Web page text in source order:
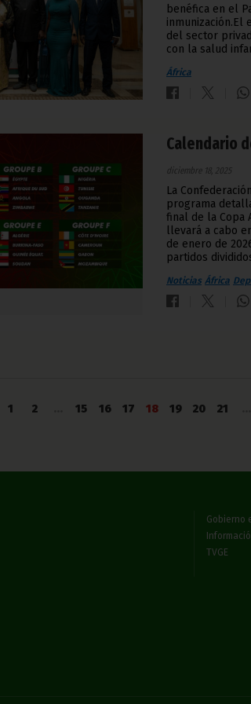
benéfica en el
inmunización.El
del sector
con la salud
África
Calendario
diciembre 18, 2025
La
programa
final de la Copa
llevará a cabo
de enero de
partidos
Noticias África
1 2 15 16 17 18 19 20 21
Gobierno
TVGE